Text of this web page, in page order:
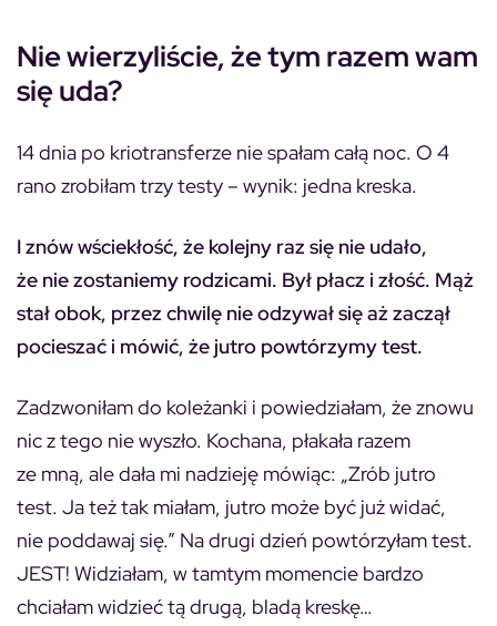
Nie wierzyliście, że tym razem wam
się uda?
14 dnia po kriotransferze nie spałam całą noc. O 4
rano zrobiłam trzy testy – wynik: jedna kreska.
I znów wściekłość, że kolejny raz się nie udało,
że nie zostaniemy rodzicami. Był płacz i złość. Mąż
stał obok, przez chwilę nie odzywał się aż zaczął
pocieszać i mówić, że jutro powtórzymy test.
Zadzwoniłam do koleżanki i powiedziałam, że znowu
nic z tego nie wyszło. Kochana, płakała razem
ze mną, ale dała mi nadzieję mówiąc: „Zrób jutro
test. Ja też tak miałam, jutro może być już widać,
nie poddawaj się.” Na drugi dzień powtórzyłam test.
JEST! Widziałam, w tamtym momencie bardzo
chciałam widzieć tą drugą, bladą kreskę…